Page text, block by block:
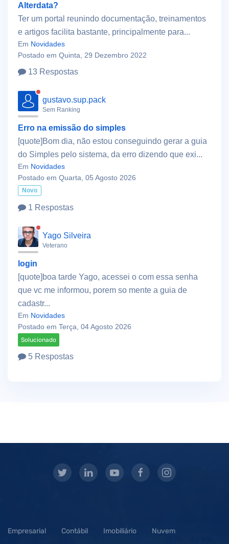
Alterdata?
Ter um portal reunindo documentação, treinamentos
e artigos facilita bastante, principalmente para...
Em Novidades
Postado em Quinta, 29 Dezembro 2022
13 Respostas
gustavo.sup.pack
Sem Ranking
Erro na emissão do simples
[quote]Bom dia, não estou conseguindo gerar a guia
do Simples pelo sistema, da erro dizendo que exi...
Em Novidades
Postado em Quarta, 05 Agosto 2026
Novo
1 Respostas
Yago Silveira
Veterano
login
[quote]boa tarde Yago, acessei o com essa senha
que vc me informou, porem so mente a guia de
cadastr...
Em Novidades
Postado em Terça, 04 Agosto 2026
Solucionado
5 Respostas
Empresarial Contábil Imobiliário Nuvem